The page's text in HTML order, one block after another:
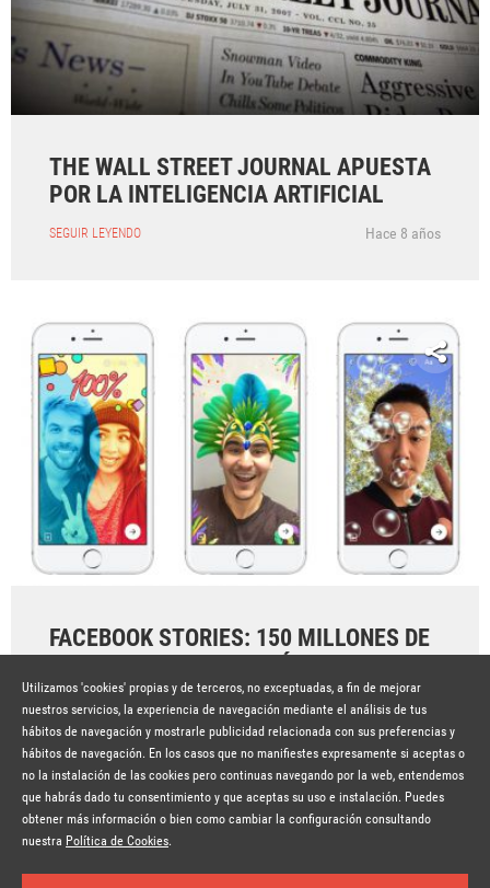
THE WALL STREET JOURNAL APUESTA
POR LA INTELIGENCIA ARTIFICIAL
SEGUIR LEYENDO Hace 8 años
FACEBOOK STORIES: 150 MILLONES DE
SEGUIR LEYENDO Hace 8 años
Suscríbete a la newsletter
© Copyright Lavinia 2026 – www.lavinia.tc
Nota Legal
Contacto
Utilizamos 'cookies' propias y de terceros, no exceptuadas, a fin de mejorar
nuestros servicios, la experiencia de navegación mediante el análisis de tus
hábitos de navegación y mostrarle publicidad relacionada con sus preferencias y
hábitos de navegación. En los casos que no manifiestes expresamente si aceptas o
no la instalación de las cookies pero continuas navegando por la web, entendemos
que habrás dado tu consentimiento y que aceptas su uso e instalación. Puedes
obtener más información o bien como cambiar la configuración consultando
nuestra Política de Cookies.